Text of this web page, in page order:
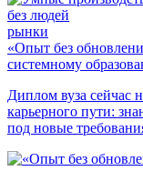
рынки
«Опыт без
системному
Диплом вуза сейчас
карьерного пути:
под новые